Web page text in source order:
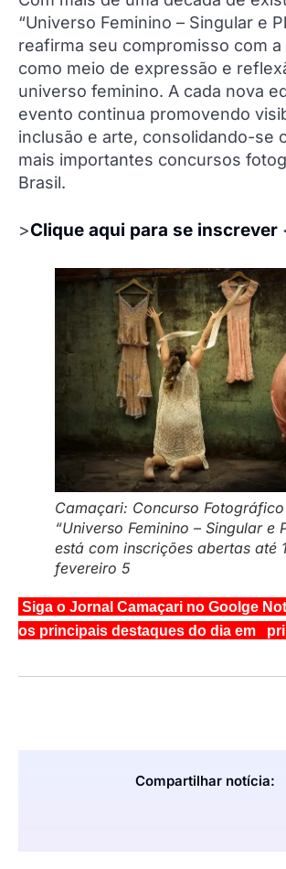
“Universo Feminino – Singular e
reafirma seu compromisso com
como meio de expressão e
universo feminino. A cada nova
evento continua promovendo
inclusão e arte, consolidando-se
mais importantes concursos
Brasil.
>Clique aqui para se inscrever
Camaçari: Concurso Fotográfico
“Universo Feminino – Singular e
está com inscrições abertas até
fevereiro 5
Siga o Jornal Camaçari no Goolge
os principais destaques do dia em
Compartilhar notícia: